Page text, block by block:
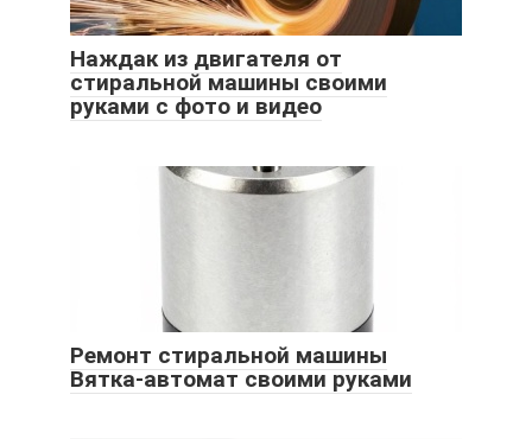
Наждак из двигателя от
стиральной машины своими
руками с фото и видео
Ремонт стиральной машины
Вятка-автомат своими руками